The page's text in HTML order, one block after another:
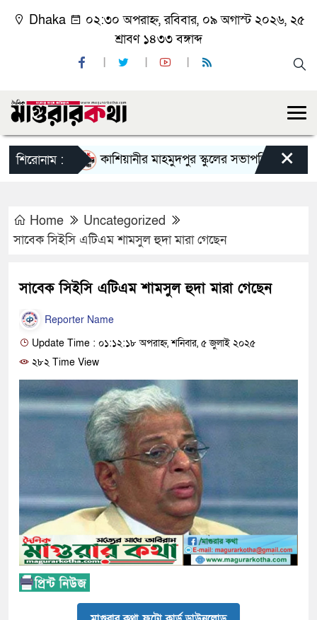
Dhaka
০২:৩০ অপরাহ্ন, রবিবার, ০৯ অগাস্ট ২০২৬, ২৫
শ্রাবণ ১৪৩৩ বঙ্গাব্দ
শিরোনাম : কাশিয়ানীর মাহমুদপুর স্কুলের সভাপতি হলেন গোবিন্দ
×
Home
Uncategorized
সাবেক সিইসি এটিএম শামসুল হুদা মারা গেছেন
সাবেক সিইসি এটিএম শামসুল হুদা মারা গেছেন
Reporter Name
Update Time : ০১:১২:১৮ অপরাহ্ন, শনিবার, ৫ জুলাই ২০২৫
২৮২ Time View